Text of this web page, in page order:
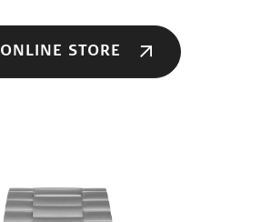
ONLINE STORE